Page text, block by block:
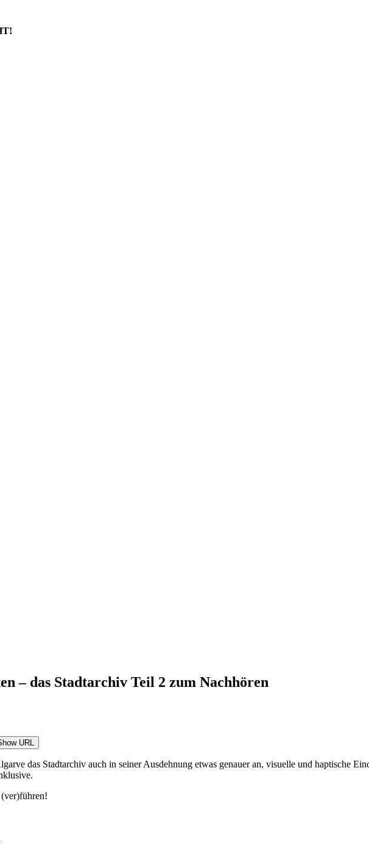
– das Stadtarchiv Teil 2 zum Nachhören
URL
das Stadtarchiv auch in seiner Ausdehnung etwas genauer an, visuelle und haptische